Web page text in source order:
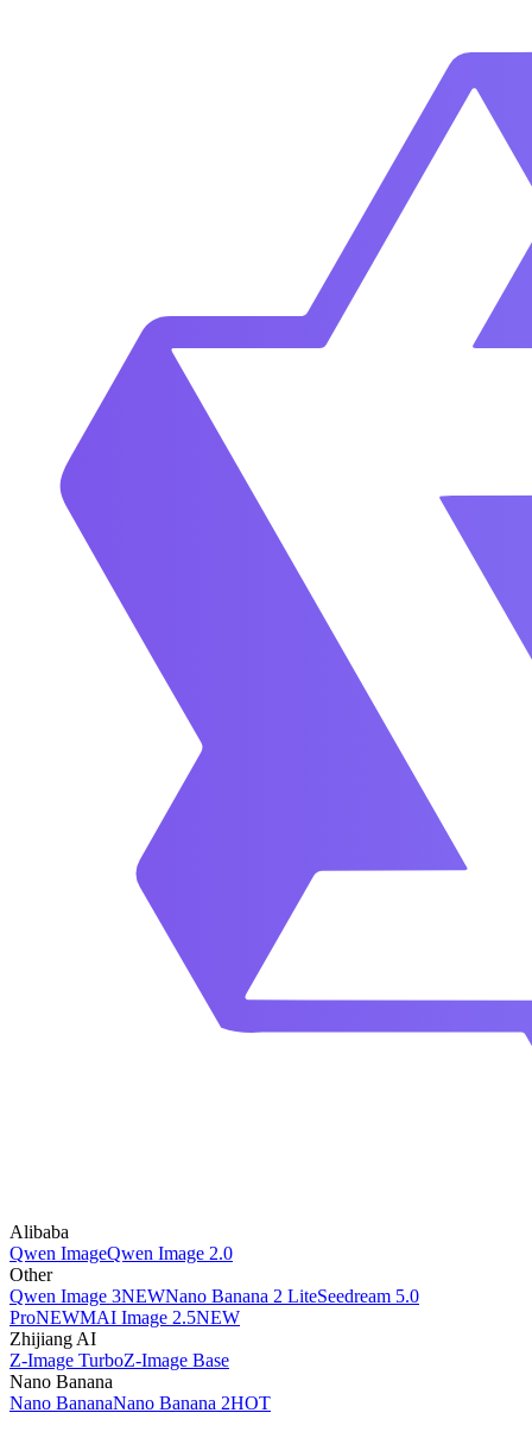
Alibaba
Qwen ImageQwen Image 2.0
Other
Qwen Image 3NEWNano Banana 2 LiteSeedream 5.0
ProNEWMAI Image 2.5NEW
Zhijiang AI
Z-Image TurboZ-Image Base
Nano Banana
Nano BananaNano Banana 2HOT